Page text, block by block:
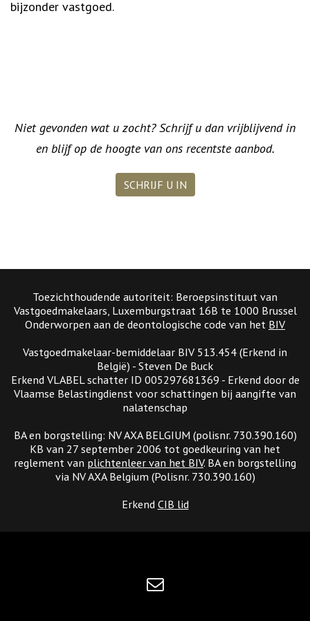
bijzonder vastgoed.
Niet gevonden wat u zocht? Schrijf u dan vrijblijvend in
en blijf op de hoogte van ons recentste aanbod.
SCHRIJF U IN
Toezichthoudende autoriteit: Beroepsinstituut van
Vastgoedmakelaars, Luxemburgstraat 16B te 1000 Brussel
Onderworpen aan de deontologische code van het BIV
Vastgoedmakelaar-bemiddelaar BIV 513.454 (Erkend in
België) - Steven De Buck
Erkend VLABEL schatter ID 005297681369 - Erkend door de
Vlaamse Belastingdienst voor schattingen bij aangifte van
nalatenschap
BA en borgstelling: NV AXA BELGIUM (polisnr. 730.390.160)
KB van 27 september 2006 tot goedkeuring van het
reglement van plichtenleer van het BIV. BA en borgstelling
via NV AXA Belgium (Polisnr. 730.390.160)
Erkend CIB lid